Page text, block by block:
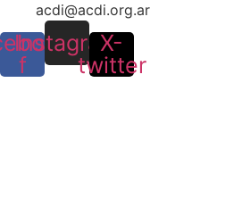
acdi@acdi.org.ar
f
Instagram
X-
twitter